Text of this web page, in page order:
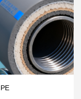
الأسئلة الشائعة حول المعرفة العامة لأنابيب PE